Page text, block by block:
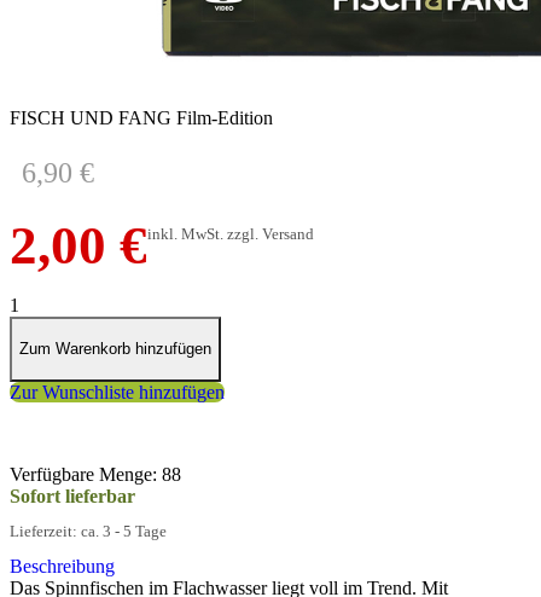
Film-Edition (DVD)
FISCH UND FANG Film-Edition
6,90 €
inkl. MwSt. zzgl. Versand
2,00 €
1
Zum Warenkorb hinzufügen
Zur Wunschliste hinzufügen
Verfügbare Menge: 88
Sofort lieferbar
Lieferzeit: ca. 3 - 5 Tage
Beschreibung
Das Spinnfischen im Flachwasser liegt voll im Trend. Mit